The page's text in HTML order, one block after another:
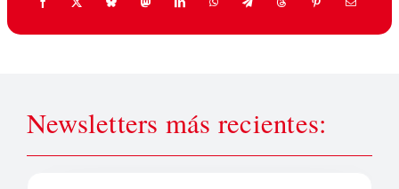
Newsletters más recientes: